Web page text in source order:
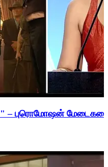
– புரொமோஷன்